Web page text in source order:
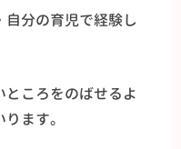
分の育児で経験し
ころをのばせるよ
ます。